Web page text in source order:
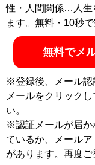
本にいる。週刊SPA!で
人が自然とやっている
性・人間関係…人生
ます。無料・10秒で
無料でメ
※登録後、メール認
メールをクリック
い。
※認証メールが届か
ているか、メール
があります。再度ご